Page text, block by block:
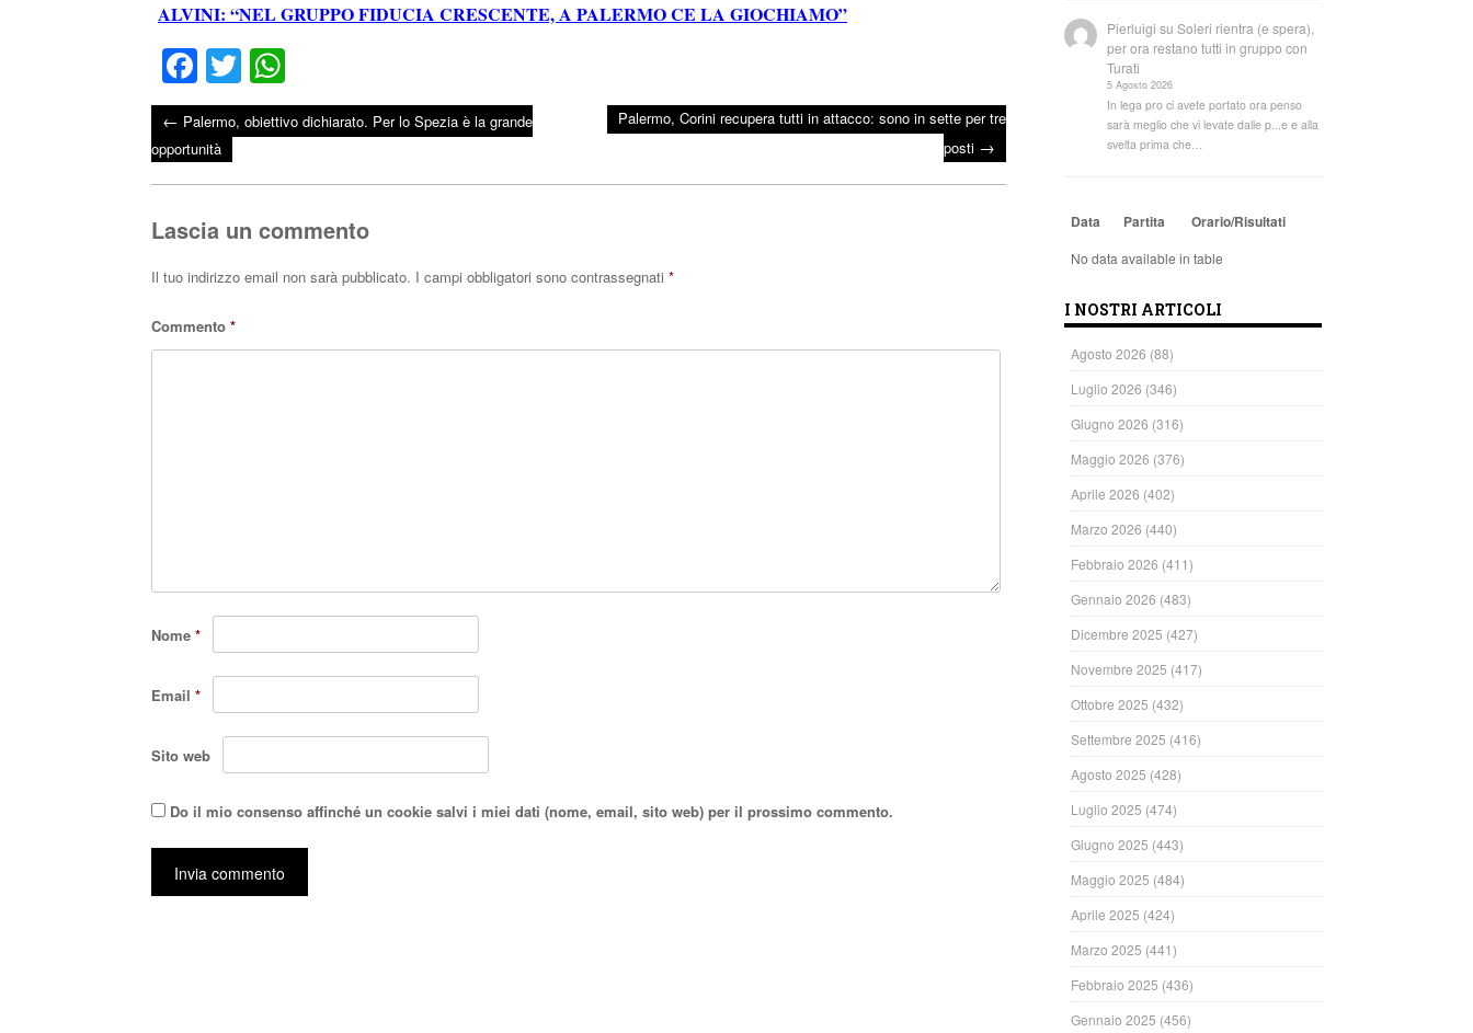
ALVINI: “NEL GRUPPO FIDUCIA CRESCENTE, A PALERMO CE LA GIOCHIAMO”
Fa
ce
bo
ok
T
wi
tte
ha
ts
Post navigation
← Palermo, obiettivo dichiarato. Per lo Spezia è la grande
opportunità
Palermo, Corini recupera tutti in attacco: sono in sette per tre
posti →
Lascia un commento
Il tuo indirizzo email non sarà pubblicato. I campi obbligatori sono contrassegnati *
Commento *
Nome *
Email *
Sito web
Do il mio consenso affinché un cookie salvi i miei dati (nome, email, sito web) per il prossimo commento.
Pierluigi suSoleri rientra (e spera),
per ora restano tutti in gruppo con
Turati
5 Agosto 2026
In lega pro ci avete portato ora penso
sarà meglio che vi levate dalle p...e e alla
svelta prima che…
Data Partita Orario/Risultati
No data available in table
I NOSTRI ARTICOLI
Agosto 2026 (88)
Luglio 2026 (346)
Giugno 2026 (316)
Maggio 2026 (376)
Aprile 2026 (402)
Marzo 2026 (440)
Febbraio 2026 (411)
Gennaio 2026 (483)
Dicembre 2025 (427)
Novembre 2025 (417)
Ottobre 2025 (432)
Settembre 2025 (416)
Agosto 2025 (428)
Luglio 2025 (474)
Giugno 2025 (443)
Maggio 2025 (484)
Aprile 2025 (424)
Marzo 2025 (441)
Febbraio 2025 (436)
Gennaio 2025 (456)